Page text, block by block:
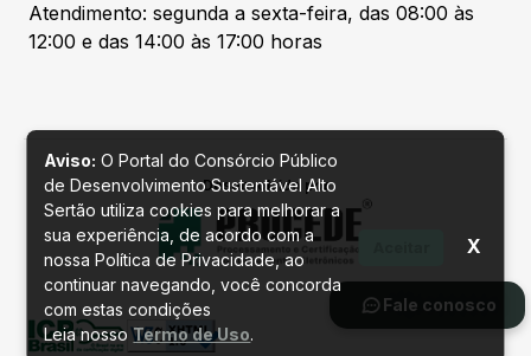
Fale conosco
Atendimento: segunda a sexta-feira, das 08:00 às
12:00 e das 14:00 às 17:00 horas
Desenvolvido por
Aviso: O Portal do Consórcio Público
de Desenvolvimento Sustentável Alto
Sertão utiliza cookies para melhorar a
sua experiência, de acordo com a
nossa Política de Privacidade, ao
continuar navegando, você concorda
com estas condições
Leia nossoTermo de Uso.
X